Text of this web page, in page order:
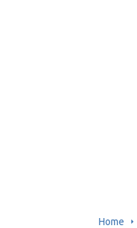
Home